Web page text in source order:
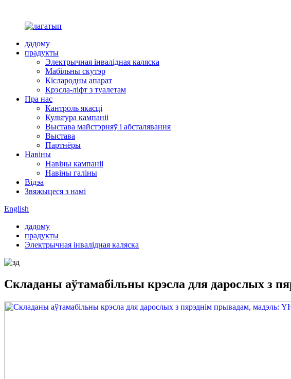
дадому
прадукты
Электрычная інвалідная каляска
Мабільны скутэр
Кіслародны апарат
Крэсла-ліфт з туалетам
Пра нас
Кантроль якасці
Культура кампаніі
Выстава майстэрняў і абсталявання
Выстава
Партнёры
Навіны
Навіны кампаніі
Навіны галіны
Відэа
Звяжыцеся з намі
English
дадому
прадукты
Электрычная інвалідная каляска
Складаны аўтамабільны крэсла для дарослых з